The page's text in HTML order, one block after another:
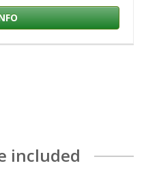
included